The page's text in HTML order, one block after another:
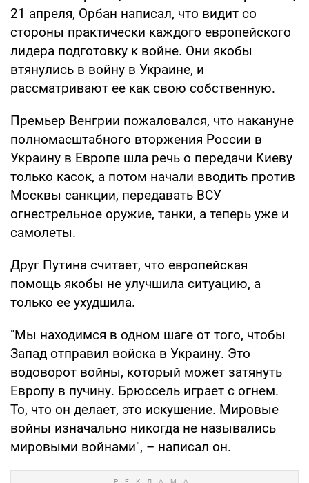
21 апреля, Орбан написал, что видит со
стороны практически каждого европейского
лидера подготовку к войне. Они якобы
втянулись в войну в Украине, и
рассматривают ее как свою собственную.
Премьер Венгрии пожаловался, что накануне
полномасштабного вторжения России в
Украину в Европе шла речь о передачи Киеву
только касок, а потом начали вводить против
Москвы санкции, передавать ВСУ
огнестрельное оружие, танки, а теперь уже и
самолеты.
Друг Путина считает, что европейская
помощь якобы не улучшила ситуацию, а
только ее ухудшила.
"Мы находимся в одном шаге от того, чтобы
Запад отправил войска в Украину. Это
водоворот войны, который может затянуть
Европу в пучину. Брюссель играет с огнем.
То, что он делает, это искушение. Мировые
войны изначально никогда не назывались
мировыми войнами", – написал он.